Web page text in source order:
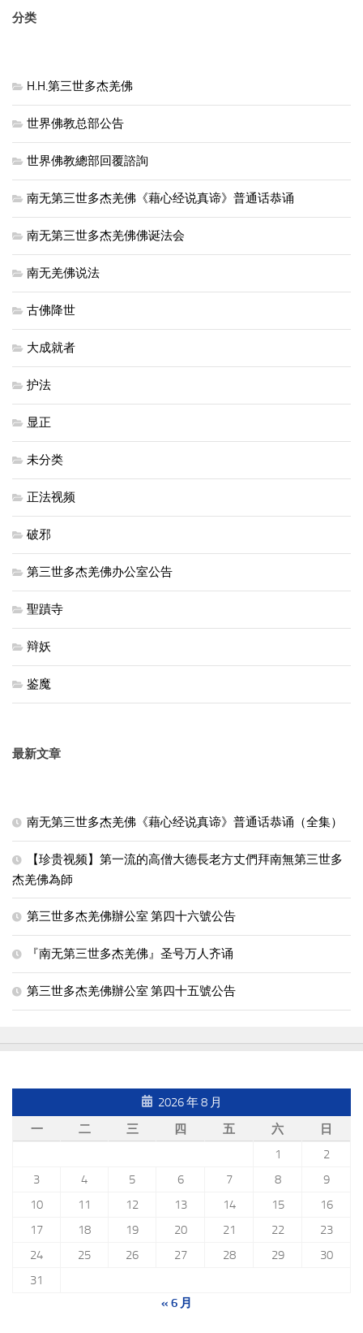
分类
H.H.第三世多杰羌佛
世界佛教总部公告
世界佛教總部回覆諮詢
南无第三世多杰羌佛《藉心经说真谛》普通话恭诵
南无第三世多杰羌佛佛诞法会
南无羌佛说法
古佛降世
大成就者
护法
显正
未分类
正法视频
破邪
第三世多杰羌佛办公室公告
聖蹟寺
辩妖
鉴魔
最新文章
南无第三世多杰羌佛《藉心经说真谛》普通话恭诵（全集）
【珍贵视频】第一流的高僧大德長老方丈們拜南無第三世多
杰羌佛為師
第三世多杰羌佛辦公室 第四十六號公告
『南无第三世多杰羌佛』圣号万人齐诵
第三世多杰羌佛辦公室 第四十五號公告
2026 年 8 月
一
二 三 四 五 六
日
1
2
3
4 5 6 7 8
9
10
11 12 13 14 15
16
17
18 19 20 21 22
23
24
25 26 27 28 29
30
31
« 6 月